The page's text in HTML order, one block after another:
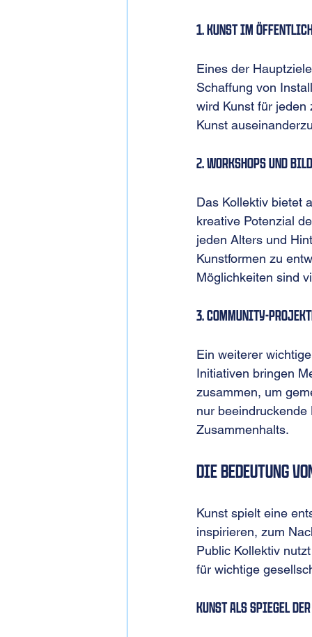
1. Kunst im
Eines der
Schaffung von
wird Kunst für
Kunst
2. Workshops und
Das Kollektiv bietet
kreative Potenzial
jeden Alters und
Kunstformen zu
Möglichkeiten sind
3. Community-
Ein weiterer
Initiativen bringen
zusammen, um
nur
Zusammenhalts.
Die Bedeutung
Kunst spielt eine
inspirieren, zum
Public Kollektiv
für wichtige
Kunst als Spiegel